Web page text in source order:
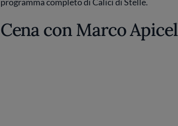
Cena con Marco